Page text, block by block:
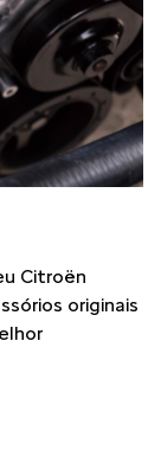
Citroën
originais